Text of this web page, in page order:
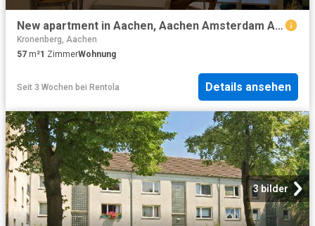
New apartment in Aachen, Aachen Amsterdam Apartments for Rent
Kronenberg, Aachen
57 m²1 ZimmerWohnung
Seit 3 Wochen bei Rentola Details ansehen
3 bilder